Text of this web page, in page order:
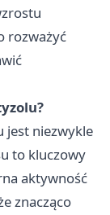
rozważyć
jest niezwykle
to kluczowy
aktywność
znacząco